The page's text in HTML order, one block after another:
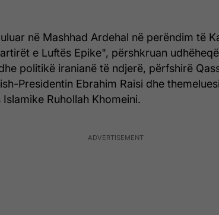
në Mashhad Ardehal në perëndim të
e Luftës Epike", përshkruan
politikë iranianë të ndjerë, përfshirë
Presidentin Ebrahim Raisi dhe
Islamike Ruhollah Khomeini.